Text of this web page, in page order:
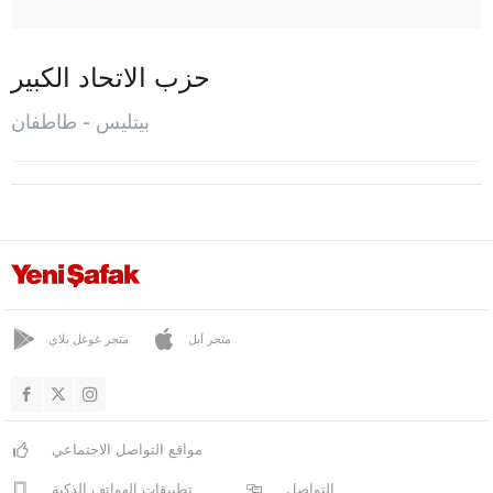
هيزان
المركز
طاطفان
بولو
بورصا
جناق قلعة
حزب الاتحاد الكبير
بيتليس - طاطفان
متجر غوغل بلاي متجر آبل
مواقع التواصل الاجتماعي
تطبيقات الهواتف الذكية التواصل